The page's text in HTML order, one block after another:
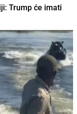
Trump će imati